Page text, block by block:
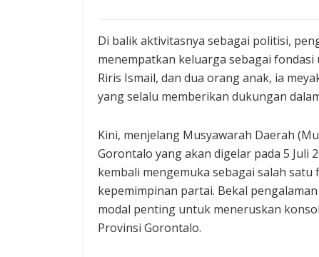
Di balik aktivitasnya sebagai politisi,
menempatkan keluarga sebagai
Riris Ismail, dan dua orang anak, ia
yang selalu memberikan dukungan
Kini, menjelang Musyawarah Daerah
Gorontalo yang akan digelar pada 5 Juli
kembali mengemuka sebagai salah
kepemimpinan partai. Bekal
modal penting untuk meneruskan
Provinsi Gorontalo.